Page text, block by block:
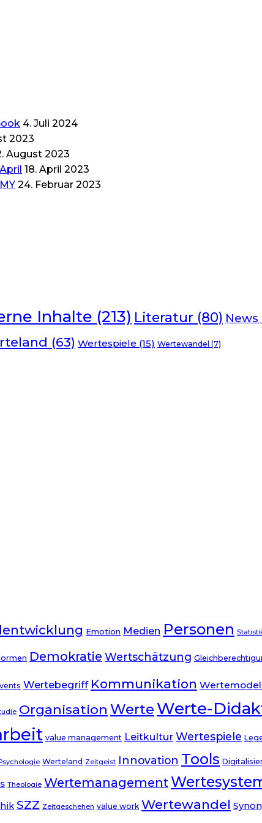
4. Juli 2024
2023
August 2023
18. April 2023
24. Februar 2023
Inhalte (213) Literatur (80) News
(63) Wertespiele (15) Wertewandel (7)
Emotion Medien Personen
Demokratie Wertschätzung
Wertebegriff Kommunikation
Organisation Werte Werte-
value management Leitkultur Wertespiele
Werteland Zeitgeist Innovation Tools
Theologie Wertemanagement
SZZ Zeitgeschehen value work Wertewandel